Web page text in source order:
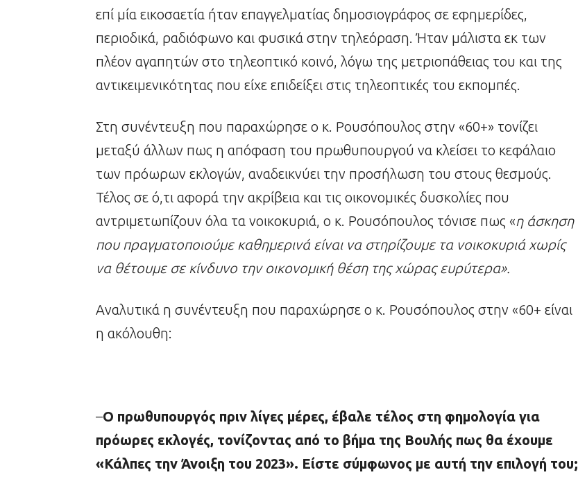
επί μία εικοσαετία ήταν επαγγελματίας δημοσιογράφος σε εφημερίδες,
περιοδικά, ραδιόφωνο και φυσικά στην τηλεόραση. Ήταν μάλιστα εκ των
πλέον αγαπητών στο τηλεοπτικό κοινό, λόγω της μετριοπάθειας του και της
αντικειμενικότητας που είχε επιδείξει στις τηλεοπτικές του εκπομπές.
Στη συνέντευξη που παραχώρησε ο κ. Ρουσόπουλος στην «60+» τονίζει
μεταξύ άλλων πως η απόφαση του πρωθυπουργού να κλείσει το κεφάλαιο
των πρόωρων εκλογών, αναδεικνύει την προσήλωση του στους θεσμούς.
Τέλος σε ό,τι αφορά την ακρίβεια και τις οικονομικές δυσκολίες που
αντριμετωπίζουν όλα τα νοικοκυριά, ο κ. Ρουσόπουλος τόνισε πως «η άσκηση
που πραγματοποιούμε καθημερινά είναι να στηρίζουμε τα νοικοκυριά χωρίς
να θέτουμε σε κίνδυνο την οικονομική θέση της χώρας ευρύτερα».
Αναλυτικά η συνέντευξη που παραχώρησε ο κ. Ρουσόπουλος στην «60+ είναι
η ακόλουθη:
–Ο πρωθυπουργός πριν λίγες μέρες, έβαλε τέλος στη φημολογία για
πρόωρες εκλογές, τονίζοντας από το βήμα της Βουλής πως θα έχουμε
«Κάλπες την Άνοιξη του 2023». Είστε σύμφωνος με αυτή την επιλογή του;